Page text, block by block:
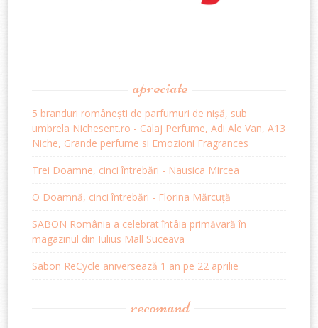
apreciate
5 branduri românești de parfumuri de nișă, sub
umbrela Nichesent.ro - Calaj Perfume, Adi Ale Van, A13
Niche, Grande perfume si Emozioni Fragrances
Trei Doamne, cinci întrebări - Nausica Mircea
O Doamnă, cinci întrebări - Florina Mărcuță
SABON România a celebrat întâia primăvară în
magazinul din Iulius Mall Suceava
Sabon ReCycle aniversează 1 an pe 22 aprilie
recomand